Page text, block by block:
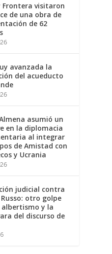
Frontera visitaron
de una obra de
de 62
avanzada la
del acueducto
asumió un
en la diplomacia
al integrar
de Amistad con
y Ucrania
judicial contra
otro golpe
albertismo y la
del discurso de